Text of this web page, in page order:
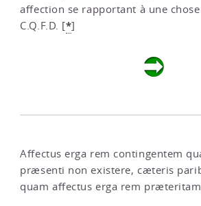
affection se rapportant à une chose
C.Q.F.D. [*]
Affectus erga rem contingentem
præsenti non existere, cæteris
quam affectus erga rem